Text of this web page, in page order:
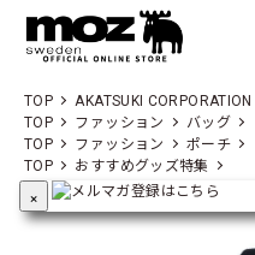
TOP
AKATSUKI CORPORATION
TOP
ファッション バッグ
TOP
ファッション
ポーチ
TOP
おすすめグッズ特集
×